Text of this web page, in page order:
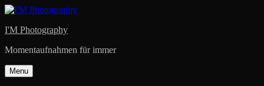
Skip
content
I'M Photography
Momentaufnahmen für immer
Menu